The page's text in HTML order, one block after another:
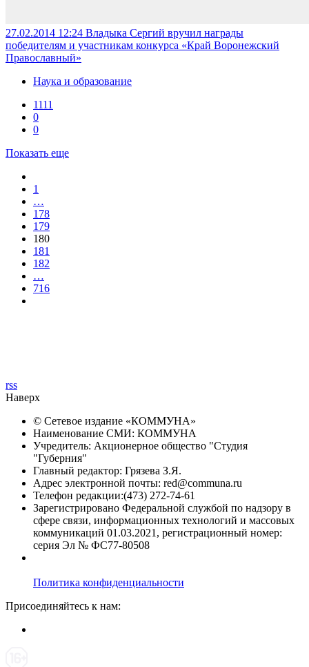
27.02.2014 12:24 Владыка Сергий вручил награды
победителям и участникам конкурса «Край Воронежский
Православный»
Наука и образование
1111
0
0
Показать еще
1
…
178
179
180
181
182
…
716
rss
Наверх
© Сетевое издание «КОММУНА»
Наименование СМИ: КОММУНА
Учредитель: Акционерное общество "Студия
"Губерния"
Главный редактор: Грязева З.Я.
Адрес электронной почты: red@communa.ru
Телефон редакции:(473) 272-74-61
Зарегистрировано Федеральной службой по надзору в
сфере связи, информационных технологий и массовых
коммуникаций 01.03.2021, регистрационный номер:
серия Эл № ФС77-80508
Политика конфиденциальности
Присоединяйтесь к нам: